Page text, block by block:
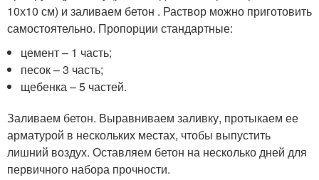
10х10 см) и заливаем бетон . Раствор можно приготовить
самостоятельно. Пропорции стандартные:
цемент – 1 часть;
песок – 3 часть;
щебенка – 5 частей.
Заливаем бетон. Выравниваем заливку, протыкаем ее
арматурой в нескольких местах, чтобы выпустить
лишний воздух. Оставляем бетон на несколько дней для
первичного набора прочности.